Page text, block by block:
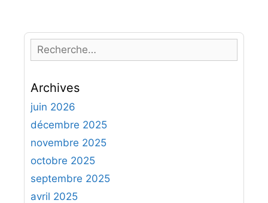
a
i
e
u
i
e
s
t
t
e
h
e
r
h
e
r
Archives
juin 2026
décembre 2025
novembre 2025
octobre 2025
septembre 2025
avril 2025